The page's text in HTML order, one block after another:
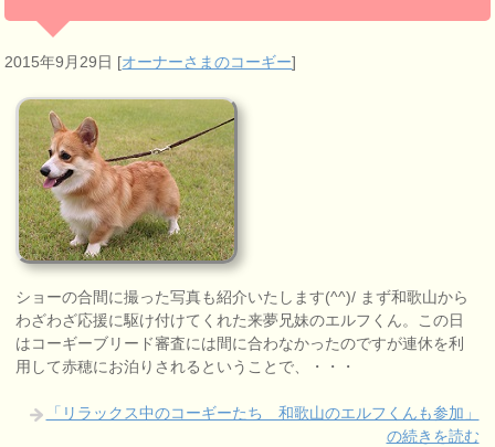
2015年9月29日 [オーナーさまのコーギー]
ショーの合間に撮った写真も紹介いたします(^^)/ まず和歌山から
わざわざ応援に駆け付けてくれた来夢兄妹のエルフくん。この日
はコーギーブリード審査には間に合わなかったのですが連休を利
用して赤穂にお泊りされるということで、・・・
「リラックス中のコーギーたち 和歌山のエルフくんも参加」
の続きを読む